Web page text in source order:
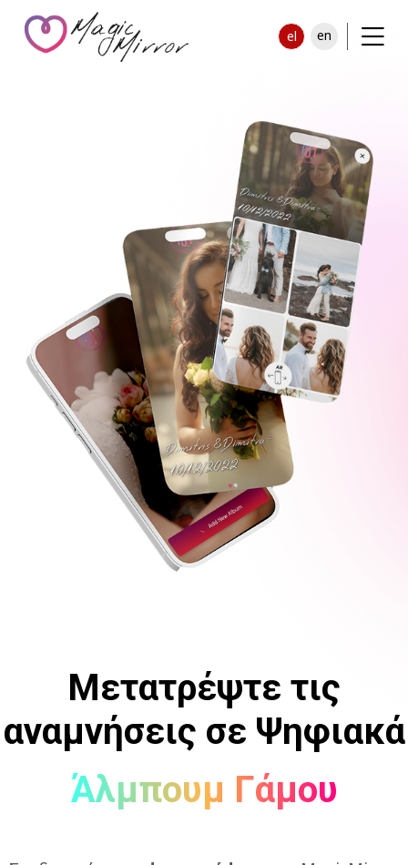
el en
Μετατρέψτε τις
αναμνήσεις σε Ψηφιακά
Άλμπουμ Γάμου